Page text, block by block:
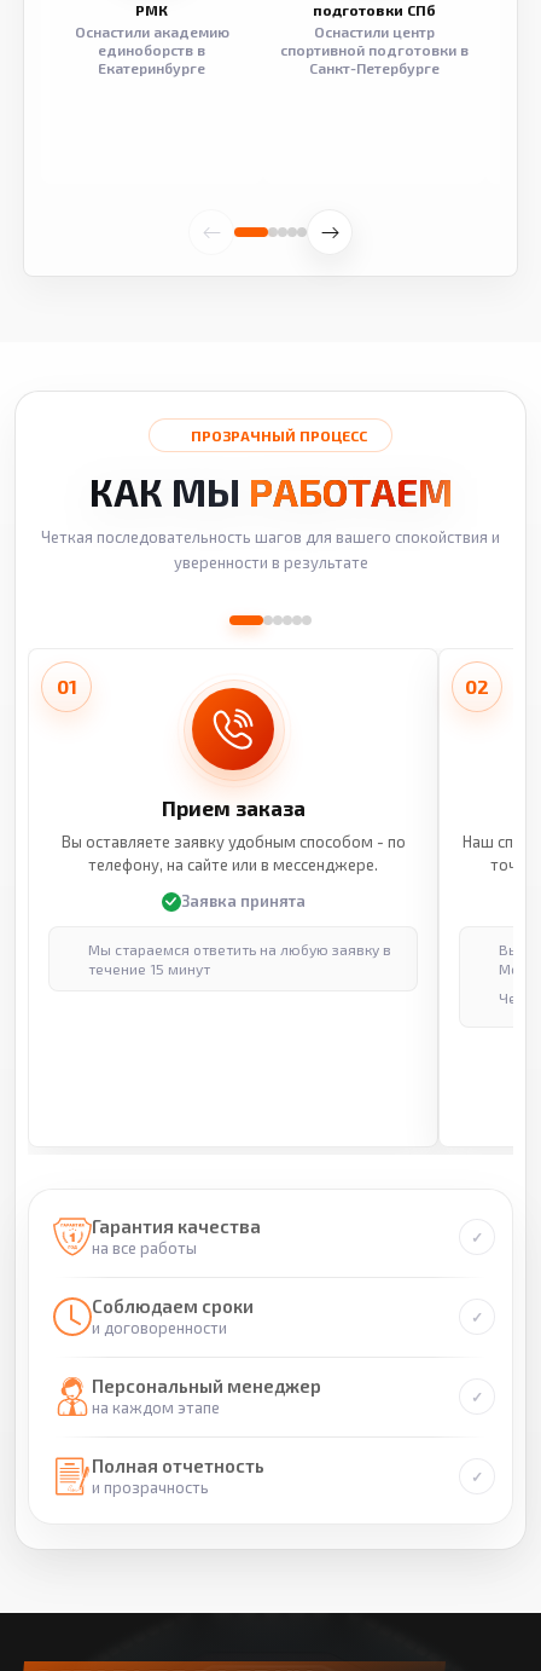
РМК
Оснастили академию
единоборств в
Екатеринбурге
подготовки СПб
Оснастили центр
спортивной подготовки в
Санкт-Петербурге
ПРОЗРАЧНЫЙ ПРОЦЕСС
КАК МЫ РАБОТАЕМ
Четкая последовательность шагов для вашего спокойствия и
уверенности в результате
01
Прием заказа
Вы оставляете заявку удобным способом - по
телефону, на сайте или в мессенджере.
Заявка принята
Мы стараемся ответить на любую заявку в
течение 15 минут
02
Наш
Гарантия качества
на все работы
Соблюдаем сроки
и договоренности
Персональный менеджер
на каждом этапе
Полная отчетность
и прозрачность